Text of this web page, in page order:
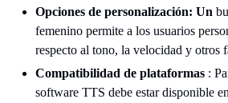
Opciones de personalización: Un
femenino permite a los usuarios
respecto al tono, la velocidad y otros
Compatibilidad de plataformas :
software TTS debe estar disponible